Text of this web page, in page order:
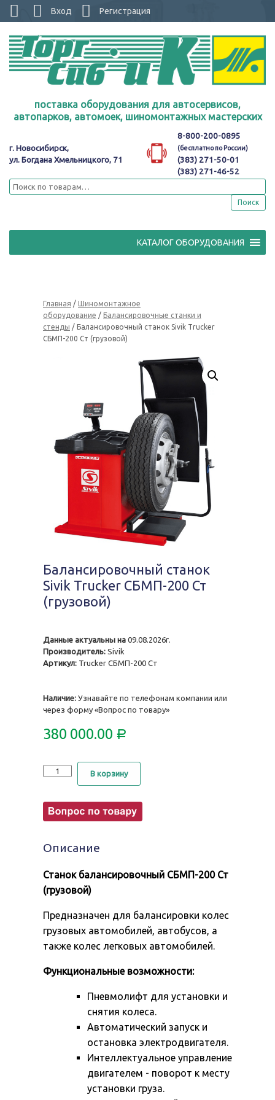
поставка оборудования для автосервисов,
автопарков, автомоек, шиномонтажных мастерских
г. Новосибирск,
ул. Богдана Хмельницкого, 71
8-800-200-0895
(бесплатно по России)
(383) 271-50-01
(383) 271-46-52
Поиск
КАТАЛОГ ОБОРУДОВАНИЯ
Главная /
Шиномонтажное
оборудование / Балансировочные станки и
стенды / Балансировочный станок Sivik Trucker
СБМП-200 Ст (грузовой)
Балансировочный станок
Sivik Trucker СБМП-200 Ст
(грузовой)
Данные актуальны на 09.08.2026г.
Производитель: Sivik
Артикул: Trucker СБМП-200 Ст
Наличие: Узнавайте по телефонам компании или
через форму «Вопрос по товару»
380 000.00 Р
Количество
Балансировочный
Sivik
Trucker
(грузовой)
В корзину
Описание
Станок балансировочный СБМП-200 Ст
(грузовой)
Предназначен для балансировки колес
грузовых автомобилей, автобусов, а
также колес легковых автомобилей.
Функциональные возможности:
Пневмолифт для установки и
снятия колеса.
Автоматический запуск и
остановка электродвигателя.
Интеллектуальное управление
двигателем - поворот к месту
установки груза.
Вход Регистрация